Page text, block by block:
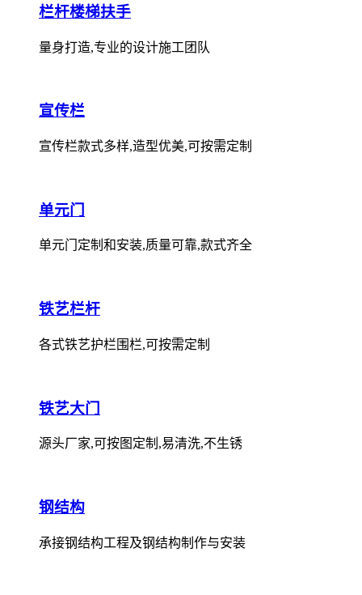
栏杆楼梯扶手
量身打造,专业的设计施工团队
宣传栏
宣传栏款式多样,造型优美,可按需定制
单元门
单元门定制和安装,质量可靠,款式齐全
铁艺栏杆
各式铁艺护栏围栏,可按需定制
铁艺大门
源头厂家,可按图定制,易清洗,不生锈
钢结构
承接钢结构工程及钢结构制作与安装